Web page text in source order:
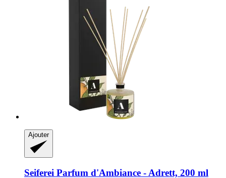
Ajouter
Seiferei Parfum d'Ambiance -​ Adrett, 200 ml